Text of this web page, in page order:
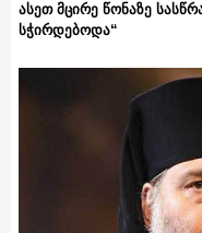
ასეთ მცირე წონაზე
სჭირდებოდა“